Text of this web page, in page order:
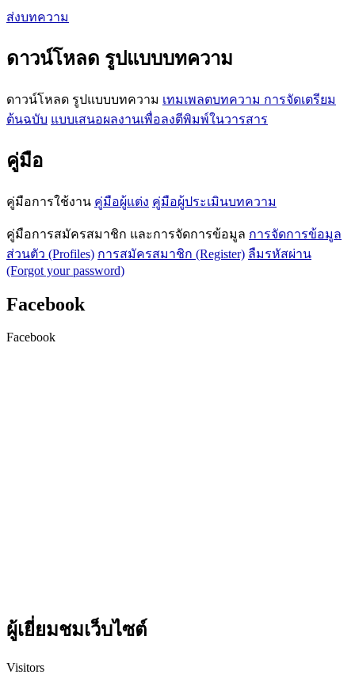
ส่งบทความ
ดาวน์โหลด รูปแบบบทความ
ดาวน์โหลด รูปแบบบทความ เทมเพลตบทความ การจัดเตรียม
ต้นฉบับ แบบเสนอผลงานเพื่อลงตีพิมพ์ในวารสาร
คู่มือ
คู่มือการใช้งาน คู่มือผู้แต่ง คู่มือผู้ประเมินบทความ
คู่มือการสมัครสมาชิก และการจัดการข้อมูล การจัดการข้อมูล
ส่วนตัว (Profiles) การสมัครสมาชิก (Register) ลืมรหัสผ่าน
(Forgot your password)
Facebook
Facebook
ผู้เยี่ยมชมเว็บไซต์
Visitors